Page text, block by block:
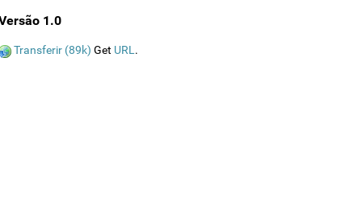
1.0
Transferir (89k) Get URL.